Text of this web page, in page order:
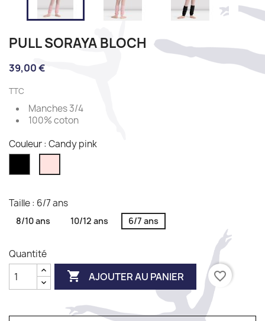
PULL SORAYA BLOCH
39,00 €
TTC
Manches 3/4
100% coton
Couleur : Candy pink
pink
Taille : 6/7 ans
8/10 ans 10/12 ans 6/7 ans
Quantité
 AJOUTER AU PANIER favorite_border